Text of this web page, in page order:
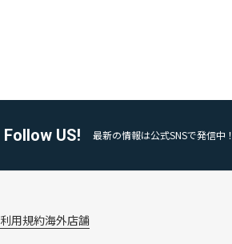
Follow US! 最新の情報は公式SNSで発信中！
利用規約海外店舗